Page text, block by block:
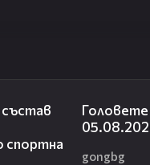
състав
спортна
Головете
gongbg